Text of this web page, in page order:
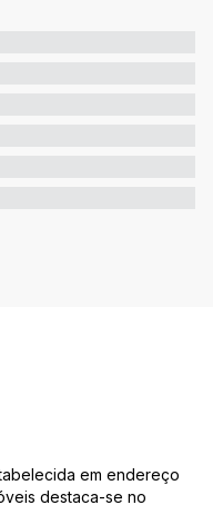
em endereço
destaca-se no